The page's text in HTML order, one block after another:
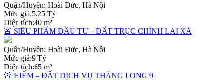
Quận/Huyện: Hoài Đức, Hà Nội
Mức giá:5.25 Tỷ
Diện tích:40 m²
🚨 SIÊU PHẨM ĐẦU TƯ – ĐẤT TRỤC CHÍNH LAI XÁ
Quận/Huyện: Hoài Đức, Hà Nội
Mức giá:9 Tỷ
Diện tích:65 m²
🚨 HIẾM – ĐẤT DỊCH VỤ THĂNG LONG 9